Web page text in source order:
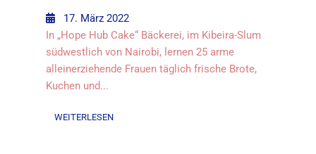
17. März 2022
In „Hope Hub Cake“ Bäckerei, im Kibeira-Slum
südwestlich von Nairobi, lernen 25 arme
alleinerziehende Frauen täglich frische Brote,
Kuchen und...
WEITERLESEN